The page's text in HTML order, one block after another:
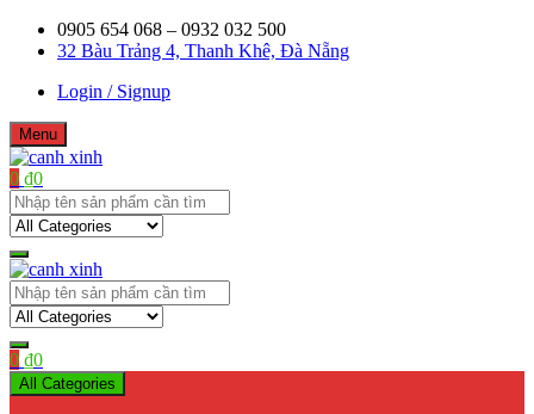
Skip
0905 654 068 – 0932 032 500
32 Bàu Trảng 4, Thanh Khê, Đà Nẵng
Login / Signup
Menu
canh xinh
Shop bán manơcanh, phụ kiện mở shop
0 ₫0
canh xinh
Shop bán manơcanh, phụ kiện mở shop
0 ₫0
All Categories